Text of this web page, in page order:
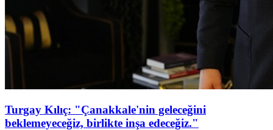
Turgay Kılıç: "Çanakkale'nin geleceğini
beklemeyeceğiz, birlikte inşa edeceğiz."